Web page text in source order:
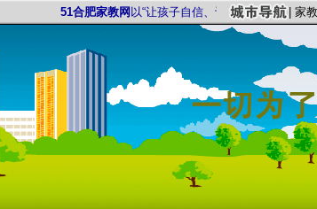
51合肥家教网以“让孩子自信、让家长放心”为服务家